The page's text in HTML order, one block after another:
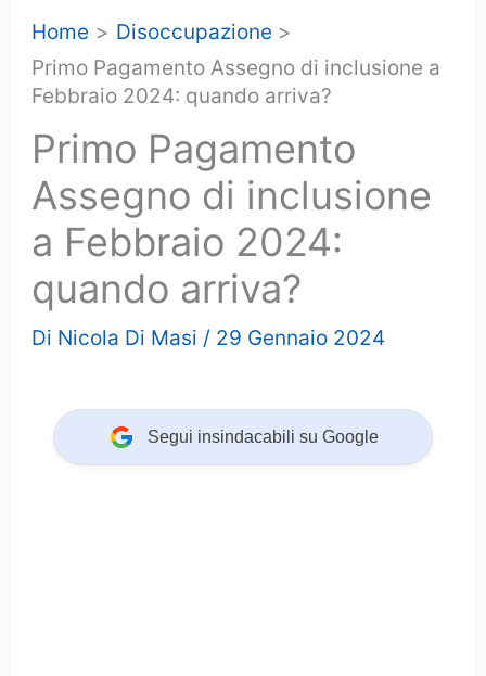
Home
Disoccupazione
Primo Pagamento Assegno di inclusione a
Febbraio 2024: quando arriva?
Primo Pagamento
Assegno di inclusione
a Febbraio 2024:
quando arriva?
Di Nicola Di Masi / 29 Gennaio 2024
Segui insindacabili su Google